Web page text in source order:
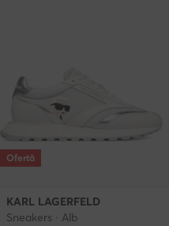
Ofertă
KARL LAGERFELD
Sneakers · Alb